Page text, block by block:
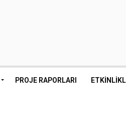
PROJE RAPORLARI